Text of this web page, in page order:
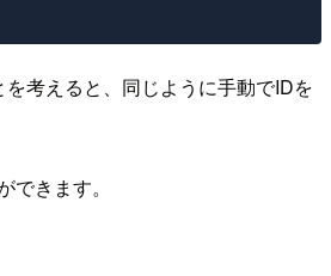
考えると、同じように手動でIDを
きます。